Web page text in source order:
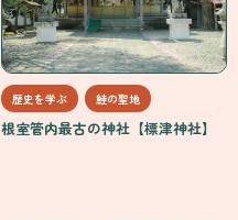
歴史を学ぶ 鮭の聖地
根室管内最古の神社【標津神社】